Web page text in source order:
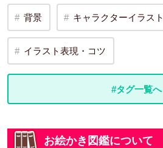
背景 キャラクターイラスト
イラスト表現・コツ
#タグ一覧へ
お絵かき図鑑について